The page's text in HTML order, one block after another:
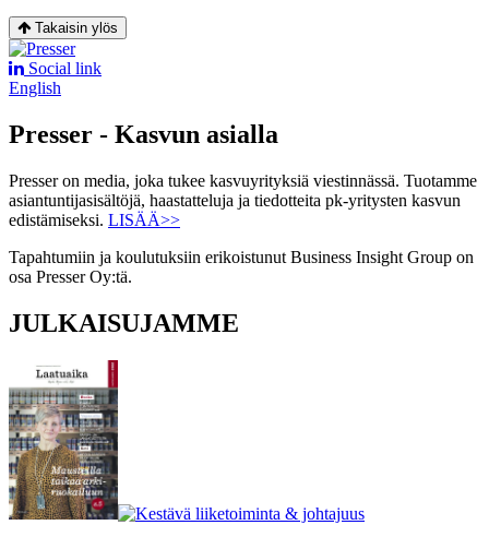
Takaisin ylös
Social link
English
Presser - Kasvun asialla
Presser on media, joka tukee kasvuyrityksiä viestinnässä. Tuotamme
asiantuntijasisältöjä, haastatteluja ja tiedotteita pk-yritysten kasvun
edistämiseksi. LISÄÄ>>
Tapahtumiin ja koulutuksiin erikoistunut Business Insight Group on
osa Presser Oy:tä.
JULKAISUJAMME